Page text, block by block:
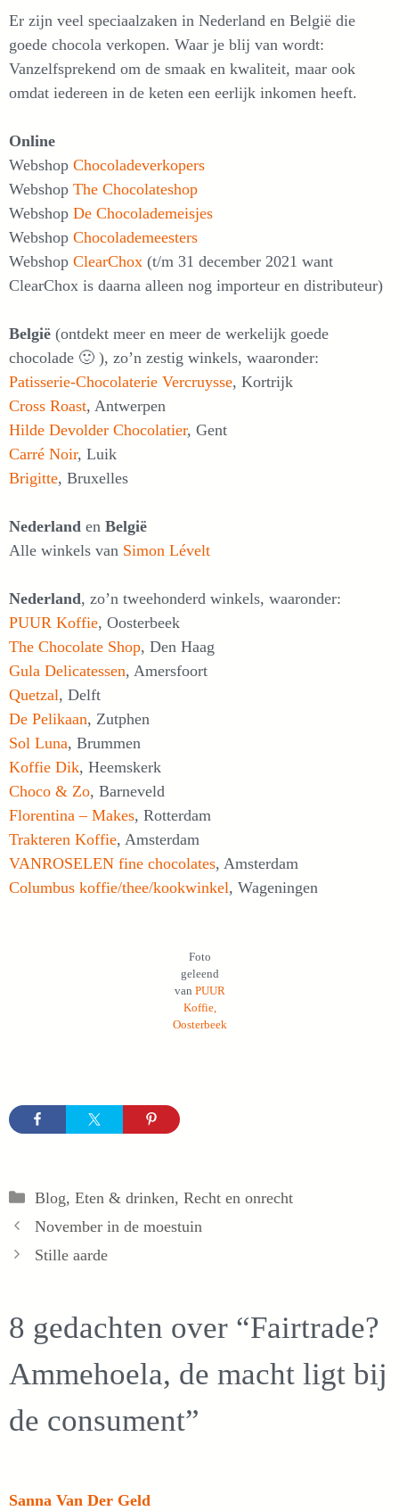
Er zijn veel speciaalzaken in Nederland en België die
goede chocola verkopen. Waar je blij van wordt:
Vanzelfsprekend om de smaak en kwaliteit, maar ook
omdat iedereen in de keten een eerlijk inkomen heeft.
Online
Webshop Chocoladeverkopers
Webshop The Chocolateshop
Webshop De Chocolademeisjes
Webshop Chocolademeesters
Webshop ClearChox (t/m 31 december 2021 want
ClearChox is daarna alleen nog importeur en distributeur)
België (ontdekt meer en meer de werkelijk goede
chocolade 🙂 ), zo’n zestig winkels, waaronder:
Patisserie-Chocolaterie Vercruysse, Kortrijk
Cross Roast, Antwerpen
Hilde Devolder Chocolatier, Gent
Carré Noir, Luik
Brigitte, Bruxelles
Nederland en België
Alle winkels van Simon Lévelt
Nederland, zo’n tweehonderd winkels, waaronder:
PUUR Koffie, Oosterbeek
The Chocolate Shop, Den Haag
Gula Delicatessen, Amersfoort
Quetzal, Delft
De Pelikaan, Zutphen
Sol Luna, Brummen
Koffie Dik, Heemskerk
Choco & Zo, Barneveld
Florentina – Makes, Rotterdam
Trakteren Koffie, Amsterdam
VANROSELEN fine chocolates, Amsterdam
Columbus koffie/thee/kookwinkel, Wageningen
Foto
geleend
van PUUR
Koffie,
Oosterbeek
Categorieën
Blog, Eten & drinken, Recht en onrecht
November in de moestuin
Stille aarde
8 gedachten over “Fairtrade?
Ammehoela, de macht ligt bij
de consument”
Sanna Van Der Geld